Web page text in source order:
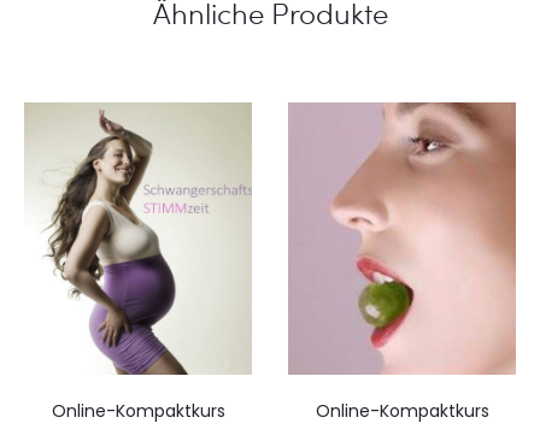
n
e
n
Ähnliche Produkte
Online-Kompaktkurs
Online-Kompaktkurs